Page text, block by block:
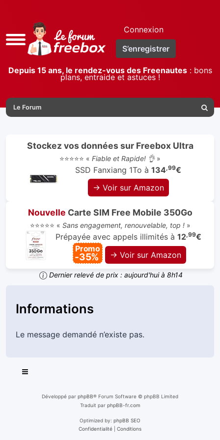
Accès
rapide
Connexion
S’enregistrer
Depuis 15 ans, le rendez-vous des Freenautes: bons
plans, entraide et astuces !
Le Forum
Stockez vos données sur Freebox Ultra
⭐⭐⭐⭐⭐ « Fiable et Rapide! 👌»
SSD Fanxiang 1To à 134,99€
→ Voir sur Amazon
Nouvelle Carte SIM Free Mobile 350Go
⭐⭐⭐⭐⭐ « Sans engagement, renouvelable, top !»
Prépayée avec appels illimités à 12,99€
Promo
-35% → Voir sur Amazon
Dernier relevé de prix : aujourd'hui à 8h14
Informations
Le message demandé n’existe pas.
Développé par phpBB® Forum Software © phpBB Limited
Traduit par phpBB-fr.com
Optimized by: phpBB SEO
Confidentialité
Conditions